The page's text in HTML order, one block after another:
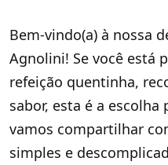
Bem-vindo(a) à nossa
Agnolini! Se você está
refeição quentinha,
sabor, esta é a
vamos compartilhar
simples e